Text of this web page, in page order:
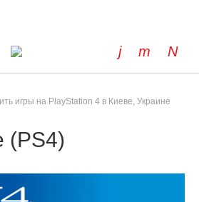
игры на PlayStation 4 в Киеве, Украине
(PS4)